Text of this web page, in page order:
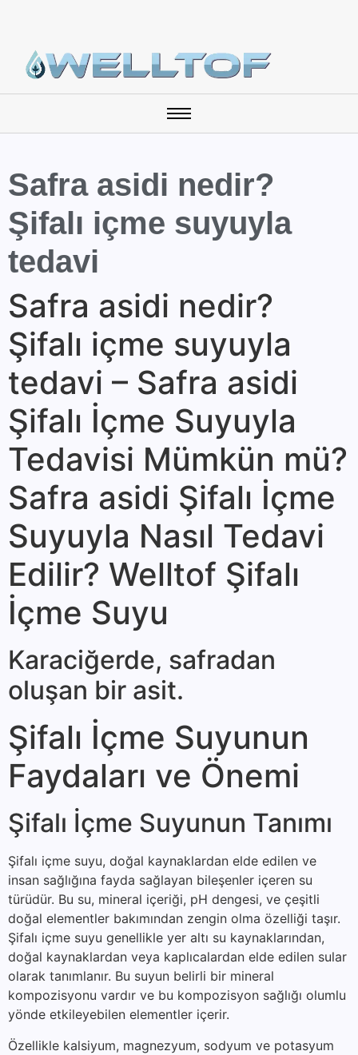
Safra asidi nedir?
Şifalı içme suyuyla
tedavi
Safra asidi nedir?
Şifalı içme suyuyla
tedavi – Safra asidi
Şifalı İçme Suyuyla
Tedavisi Mümkün mü?
Safra asidi Şifalı İçme
Suyuyla Nasıl Tedavi
Edilir? Welltof Şifalı
İçme Suyu
Karaciğerde, safradan
oluşan bir asit.
Şifalı İçme Suyunun
Faydaları ve Önemi
Şifalı İçme Suyunun Tanımı
Şifalı içme suyu, doğal kaynaklardan elde edilen ve
insan sağlığına fayda sağlayan bileşenler içeren su
türüdür. Bu su, mineral içeriği, pH dengesi, ve çeşitli
doğal elementler bakımından zengin olma özelliği taşır.
Şifalı içme suyu genellikle yer altı su kaynaklarından,
doğal kaynaklardan veya kaplıcalardan elde edilen sular
olarak tanımlanır. Bu suyun belirli bir mineral
kompozisyonu vardır ve bu kompozisyon sağlığı olumlu
yönde etkileyebilen elementler içerir.
Özellikle kalsiyum, magnezyum, sodyum ve potasyum